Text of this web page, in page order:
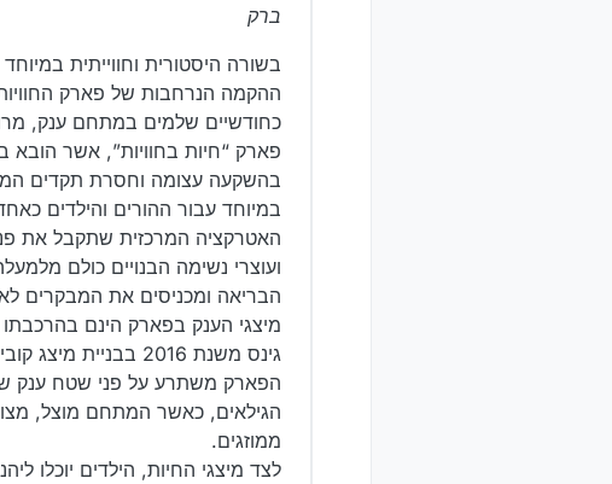
ברק
בשורה היסטורית וחווייתית
ההקמה הנרחבות של פארק החוויות
כחודשיים שלמים במתחם ענק, מרווח וממוזג ברחוב
פארק “חיות בחוויות”, אשר הובא
במיוחד עבור ההורים והילדים
הבריאה ומכניסים את המבקרים
מיצגי הענק בפארק הינם
גינס משנת 2016 בבניית מיצג קוביות הלגו הגדול בעולם - ששיאו טרם נשבר.
הגילאים, כאשר המתחם מוצל,
ממוזגים.
לצד מיצגי החיות, הילדים יוכלו